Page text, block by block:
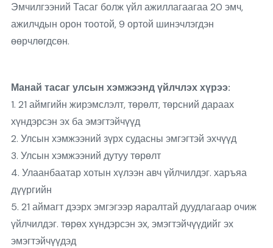
Эмчилгээний Тасаг болж үйл ажиллагаагаа 20 эмч,
ажилчдын орон тоотой, 9 ортой шинэчлэгдэн
өөрчлөгдсөн.
Манай тасаг улсын хэмжээнд үйлчлэх хүрээ:
1. 21 аймгийн жирэмслэлт, төрөлт, төрсний дараах
хүндэрсэн эх ба эмэгтэйчүүд
2. Улсын хэмжээний зүрх судасны эмгэгтэй эхчүүд
3. Улсын хэмжээний дутуу төрөлт
4. Улаанбаатар хотын хүлээн авч үйлчилдэг. харъяа
дүүргийн
5. 21 аймагт дээрх эмгэгээр яаралтай дуудлагаар очиж
үйлчилдэг. төрөх хүндэрсэн эх, эмэгтэйчүүдийг эх
эмэгтэйчүүдэд